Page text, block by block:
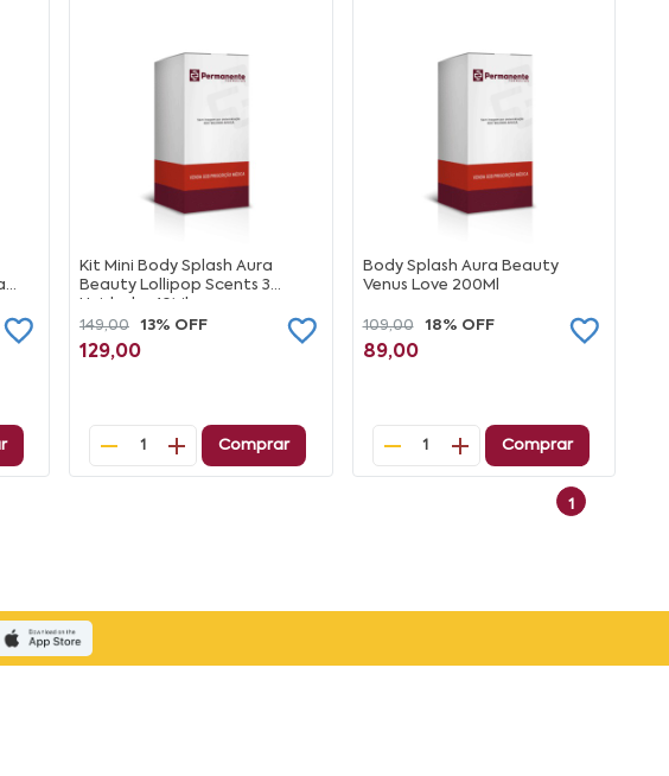
Kit Mini Body Splash Aura
Beauty Lollipop Scents 3
Unidades 10Ml
149,00
13% OFF
129,00
1 Comprar
Body Splash Aura Beauty
Venus Love 200Ml
109,00 18% OFF
89,00
1 Comprar
1